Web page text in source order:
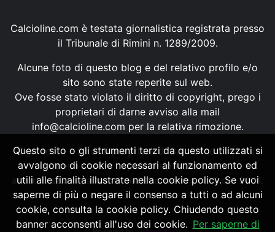
Calcioline.com è testata giornalistica registrata presso
il Tribunale di Rimini n. 1289/2009.
Alcune foto di questo blog e del relativo profilo e/o
sito sono state reperite sul web.
Ove fosse stato violato il diritto di copyright, prego i
proprietari di darne avviso alla mail
info@calcioline.com per la relativa rimozione.
Ogni testo e foto di proprietà di Calcioline.com non
possono essere copiati o riprodotti, senza
autorizzazione, ai sensi della normativa n.29 del 2001.
Questo sito o gli strumenti terzi da questo utilizzati si
avvalgono di cookie necessari al funzionamento ed
utili alle finalità illustrate nella cookie policy. Se vuoi
saperne di più o negare il consenso a tutti o ad alcuni
cookie, consulta la cookie policy. Chiudendo questo
banner acconsenti all'uso dei cookie. Per saperne di